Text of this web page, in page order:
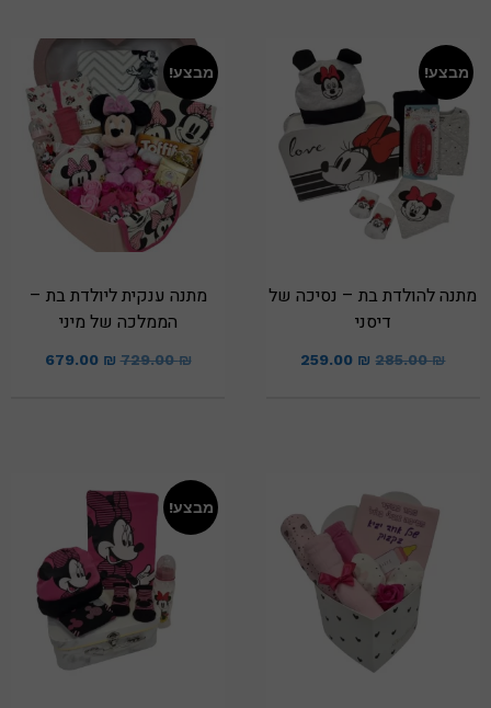
מבצע!
מתנה להולדת בת – נסיכה של
דיסני
285.00₪
259.00 ₪
מבצע!
מתנה ענקית ליולדת בת –
הממלכה של מיני
729.00₪
679.00 ₪
מבצע!